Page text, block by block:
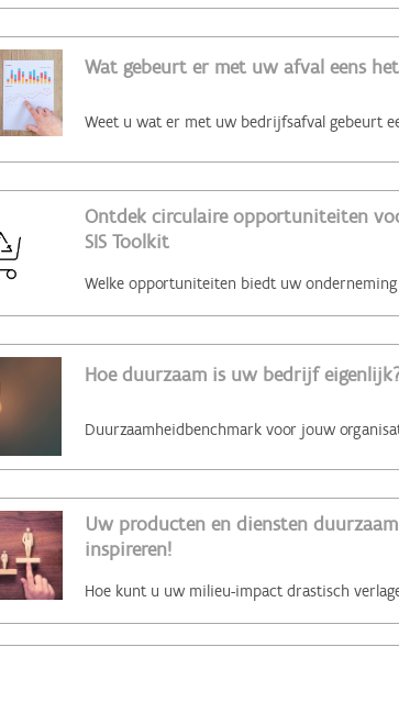
Wat gebeurt er met uw afval eens
Ontdek circulaire opportuniteiten
SIS Toolkit
Hoe duurzaam is uw bedrijf
Uw producten en diensten
inspireren!